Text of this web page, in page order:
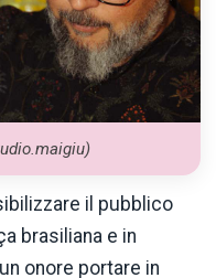
il pubblico
brasiliana e in
onore portare in